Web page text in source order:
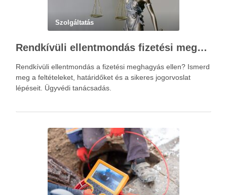
Szolgáltatás
Rendkívüli ellentmondás fizetési meghagyás ellen – Újváry Zsolt Ügyvédi Iroda
Rendkívüli ellentmondás a fizetési meghagyás ellen? Ismerd
meg a feltételeket, határidőket és a sikeres jogorvoslat
lépéseit. Ügyvédi tanácsadás.